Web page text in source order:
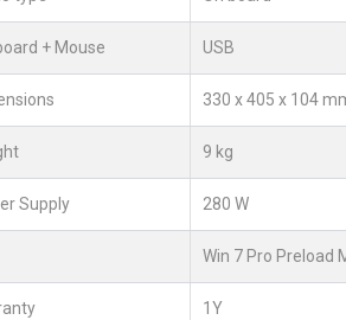
+ Mouse USB
330 x 405 x 104
9 kg
Supply 280 W
Win 7 Pro Preload
1Y